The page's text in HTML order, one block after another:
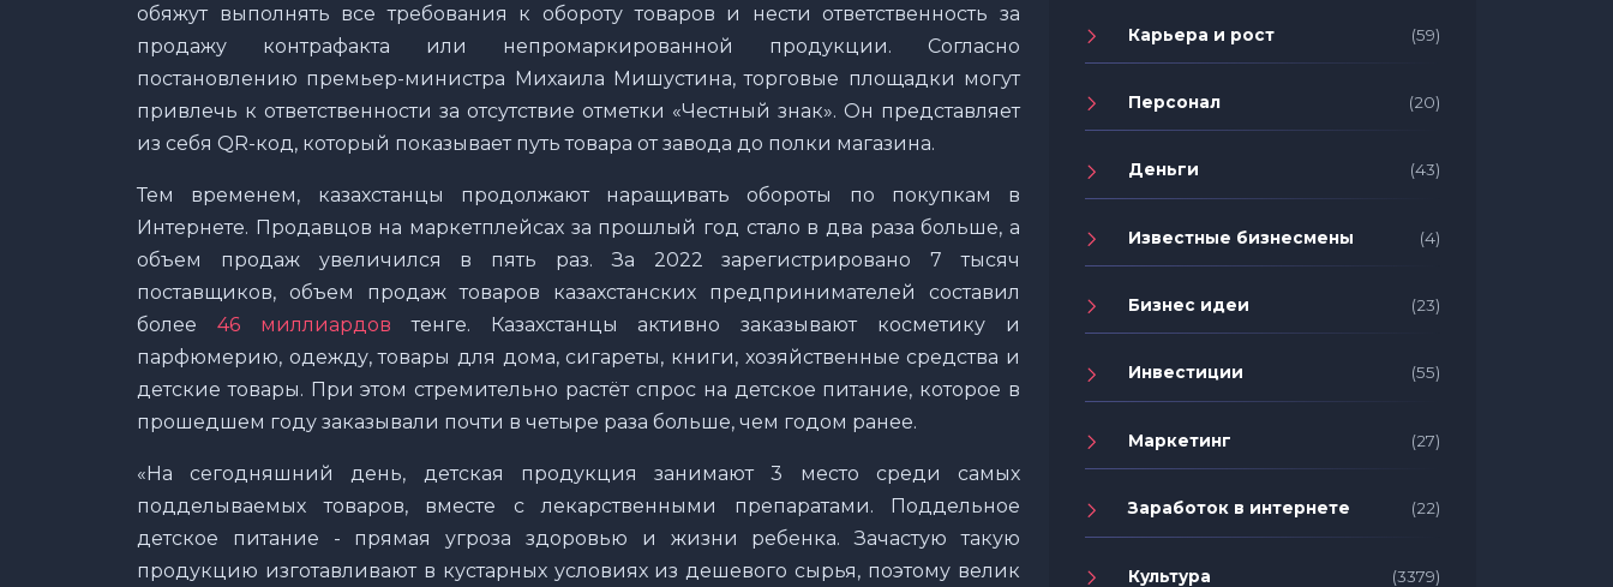
обяжут выполнять все требования к обороту товаров и нести ответственность за
продажу контрафакта или непромаркированной продукции. Согласно
постановлению премьер-министра Михаила Мишустина, торговые площадки могут
привлечь к ответственности за отсутствие отметки «Честный знак». Он представляет
из себя QR-код, который показывает путь товара от завода до полки магазина.
Тем временем, казахстанцы продолжают наращивать обороты по покупкам в
Интернете. Продавцов на маркетплейсах за прошлый год стало в два раза больше, а
объем продаж увеличился в пять раз. За 2022 зарегистрировано 7 тысяч
поставщиков, объем продаж товаров казахстанских предпринимателей составил
более 46 миллиардов тенге. Казахстанцы активно заказывают косметику и
парфюмерию, одежду, товары для дома, сигареты, книги, хозяйственные средства и
детские товары. При этом стремительно растёт спрос на детское питание, которое в
прошедшем году заказывали почти в четыре раза больше, чем годом ранее.
«На сегодняшний день, детская продукция занимают 3 место среди самых
подделываемых товаров, вместе с лекарственными препаратами. Поддельное
детское питание - прямая угроза здоровью и жизни ребенка. Зачастую такую
продукцию изготавливают в кустарных условиях из дешевого сырья, поэтому велик
Карьера и рост (59)
Персонал (20)
Деньги (43)
Известные бизнесмены (4)
Бизнес идеи (23)
Инвестиции (55)
Маркетинг (27)
Заработок в интернете (22)
Культура (3379)